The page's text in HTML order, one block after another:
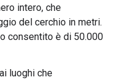
intero, che
del cerchio in metri.
consentito è di 50.000
luoghi che